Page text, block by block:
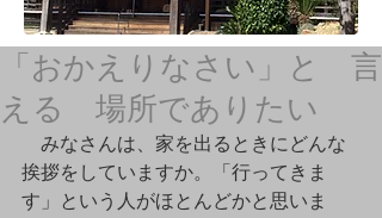
「おかえりなさい」と 言
える 場所でありたい
みなさんは、家を出るときにどんな
挨拶をしていますか。「行ってきま
す」という人がほとんどかと思いま